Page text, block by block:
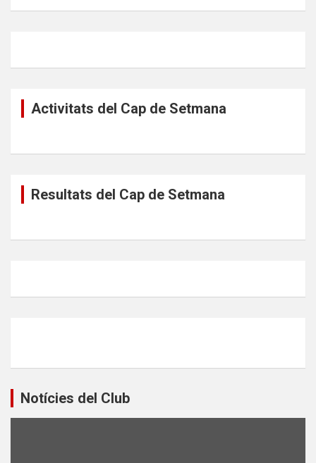
Activitats del Cap de Setmana
Resultats del Cap de Setmana
Notícies del Club